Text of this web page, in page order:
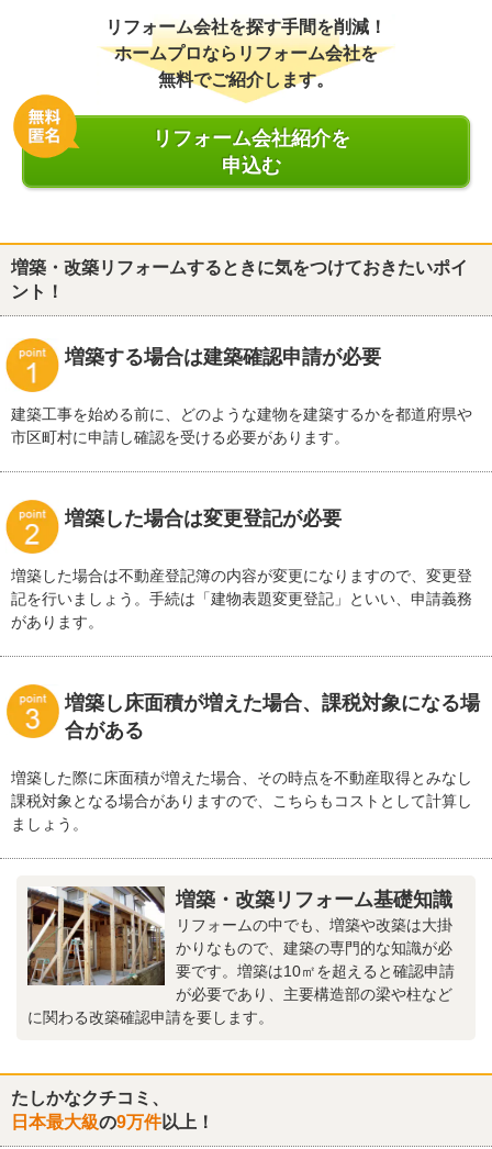
リフォーム会社を探す手間を削減！
ホームプロならリフォーム会社を
無料でご紹介します。
リフォーム会社紹介を
申込む
増築・改築リフォームするときに気をつけておきたいポイ
ント！
増築する場合は建築確認申請が必要
建築工事を始める前に、どのような建物を建築するかを都道府県や
市区町村に申請し確認を受ける必要があります。
増築した場合は変更登記が必要
増築した場合は不動産登記簿の内容が変更になりますので、変更登
記を行いましょう。手続は「建物表題変更登記」といい、申請義務
があります。
増築し床面積が増えた場合、課税対象になる場
合がある
増築した際に床面積が増えた場合、その時点を不動産取得とみなし
課税対象となる場合がありますので、こちらもコストとして計算し
ましょう。
増築・改築リフォーム基礎知識
リフォームの中でも、増築や改築は大掛
かりなもので、建築の専門的な知識が必
要です。増築は10㎡を超えると確認申請
が必要であり、主要構造部の梁や柱など
に関わる改築確認申請を要します。
たしかなクチコミ、
日本最大級の9万件以上！